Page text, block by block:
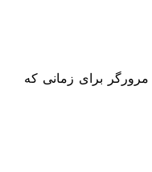
برای زمانی که